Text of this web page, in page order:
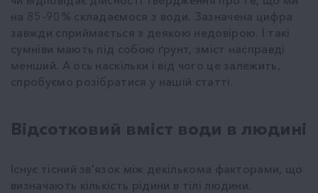
на 85-90% складаємося з води. Зазначена цифра
завжди сприймається з деякою недовірою. І такі
сумніви мають під собою ґрунт, зміст насправді
менший. А ось наскільки і від чого це залежить,
спробуємо розібратися у нашій статті.
Відсотковий вміст води в людині
Існує тісний зв'язок між декількома факторами, що
визначають кількість рідини в тілі людини.